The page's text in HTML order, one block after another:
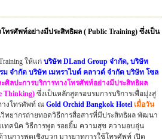
ทรศัพท์อย่างมีประสิทธิผล ( Public Training) ซึ่งเป็น
ให้แก่ บริษัท DLand Group จำกัด, บริษัท
จำกัด บริษัท เมทราไบต์ คลาวด์ จำกัด บริษัท โซล
ศิลปะการบริการทางโทรศัพท์อย่างมีประสิทธิผล
Thinking) ซึ่งเป็นหลักสูตรอบรมการบริการเพื่อมุ่งสู่
างโทรศัพท์ ณ Gold Orchid Bangkok Hotel เมื่อวัน
วิทยากรถ่ายทอดวิธีการสื่อสารที่มีประสิทธิผล พัฒนา
ทคนิค วิธีการพูด รอยยิ้ม ความสุข ความอบอุ่น
นการพูดเชิงบวก มารยาทการใช้โทรศัพท์ เปิด